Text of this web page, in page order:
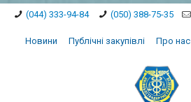
(044) 333-94-84 (050) 388-75-35
Новини Публічні закупівлі Про нас